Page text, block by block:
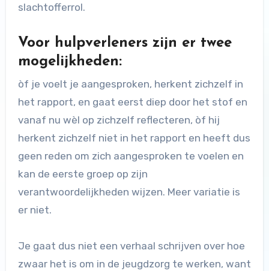
slachtofferrol.
Voor hulpverleners zijn er twee
mogelijkheden:
òf je voelt je aangesproken, herkent zichzelf in
het rapport, en gaat eerst diep door het stof en
vanaf nu wèl op zichzelf reflecteren, òf hij
herkent zichzelf niet in het rapport en heeft dus
geen reden om zich aangesproken te voelen en
kan de eerste groep op zijn
verantwoordelijkheden wijzen. Meer variatie is
er niet.
Je gaat dus niet een verhaal schrijven over hoe
zwaar het is om in de jeugdzorg te werken, want